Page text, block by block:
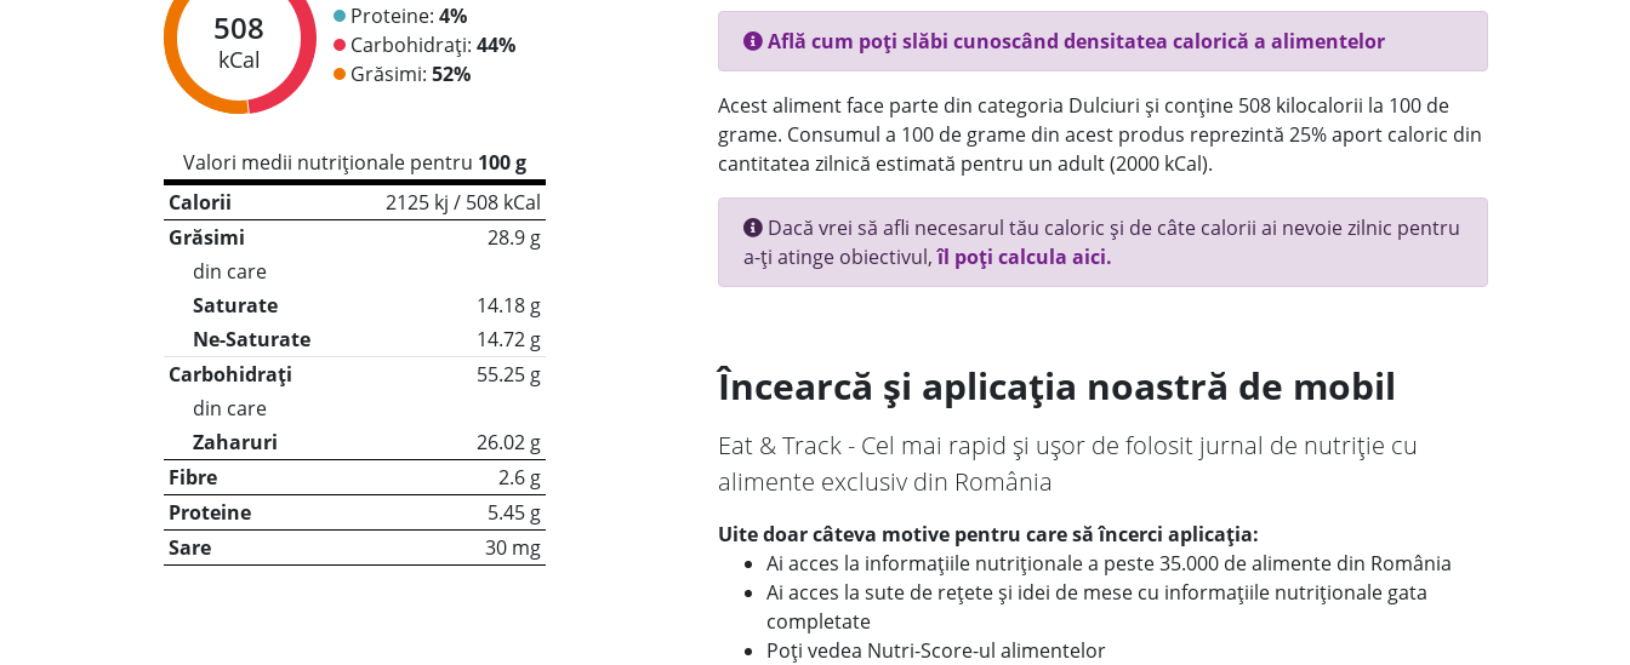
508
kCal
Proteine: 4%
Carbohidrați: 44%
Grăsimi: 52%
Valori medii nutriționale pentru 100 g
Calorii
2125 kj / 508 kCal
Grăsimi
28.9 g
din care
Saturate
14.18 g
Ne-Saturate
14.72 g
Carbohidrați
55.25 g
din care
Zaharuri
26.02 g
Fibre
2.6 g
Proteine
5.45 g
Sare
30 mg
Află cum poți slăbi cunoscând densitatea calorică a alimentelor
Acest aliment face parte din categoria Dulciuri și conține 508 kilocalorii la 100 de
grame. Consumul a 100 de grame din acest produs reprezintă 25% aport caloric din
cantitatea zilnică estimată pentru un adult (2000 kCal).
Dacă vrei să afli necesarul tău caloric și de câte calorii ai nevoie zilnic pentru
a-ți atinge obiectivul,îl poți calcula aici.
Încearcă și aplicația noastră de mobil
Eat & Track - Cel mai rapid și ușor de folosit jurnal de nutriție cu
alimente exclusiv din România
Uite doar câteva motive pentru care să încerci aplicația:
Ai acces la informațiile nutriționale a peste 35.000 de alimente din România
Ai acces la sute de rețete și idei de mese cu informațiile nutriționale gata
completate
Poți vedea Nutri-Score-ul alimentelor